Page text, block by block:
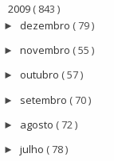
2009 ( 843 )
► dezembro ( 79 )
►novembro ( 55 )
► outubro ( 57 )
► setembro ( 70 )
► agosto ( 72 )
►julho ( 78 )